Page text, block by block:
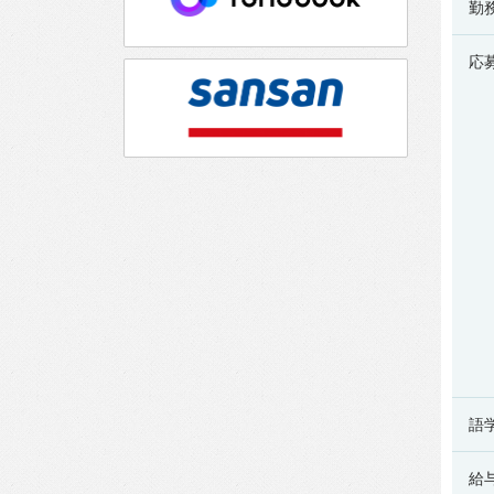
勤
応
語
給